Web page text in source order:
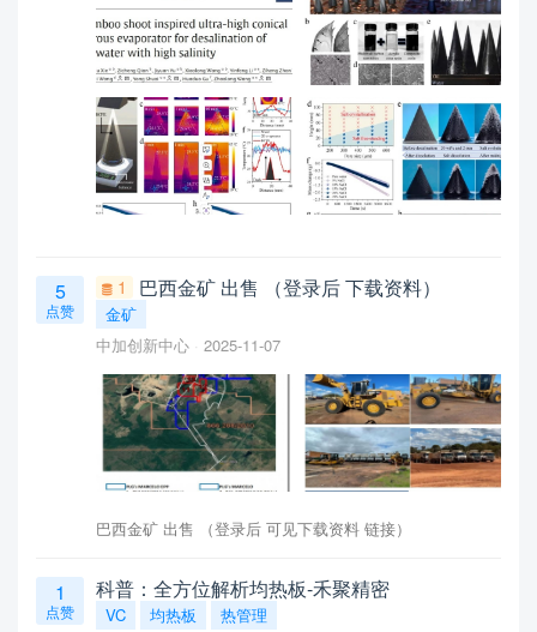
5
点赞
1 巴西金矿 出售 （登录后 下载资料）
金矿
中加创新中心
2025-11-07
巴西金矿 出售 （登录后 可见下载资料 链接）
1
点赞
科普：全方位解析均热板-禾聚精密
VC 均热板
热管理